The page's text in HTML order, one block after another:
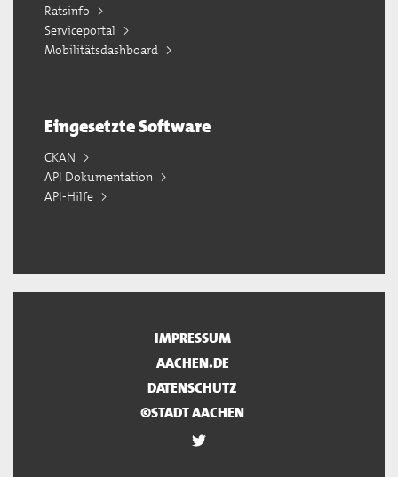
Ratsinfo
Serviceportal
Mobilitätsdashboard
Eingesetzte Software
CKAN
API Dokumentation
API-Hilfe
IMPRESSUM
AACHEN.DE
DATENSCHUTZ
©STADT AACHEN